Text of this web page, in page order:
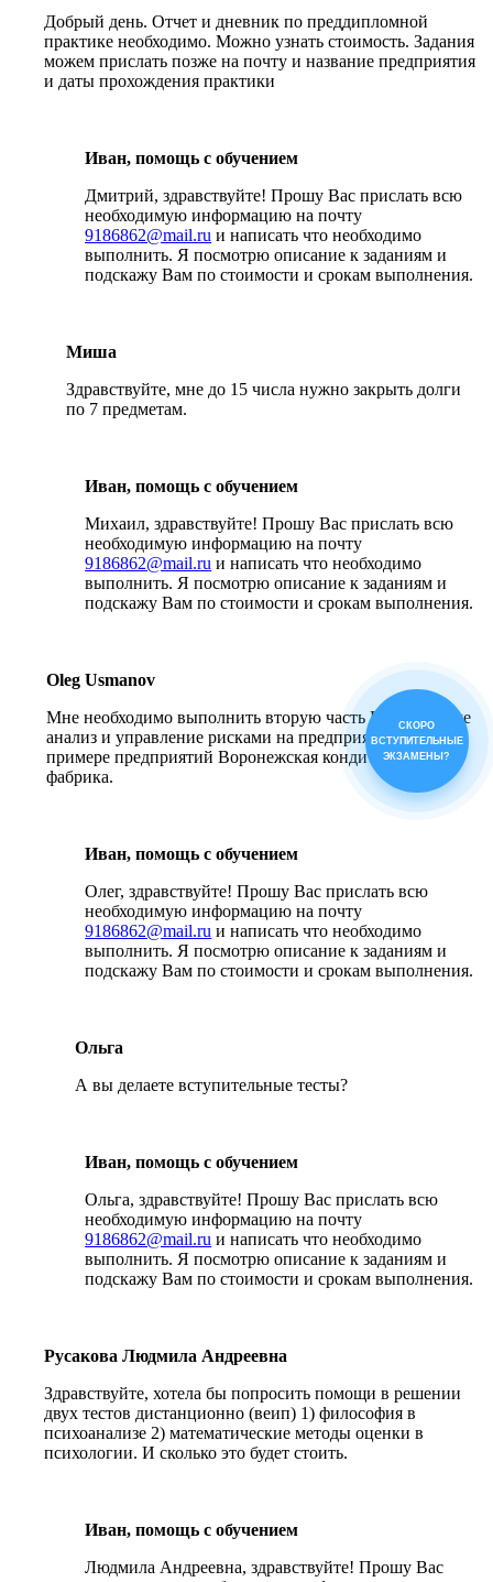
Добрый день. Отчет и дневник по преддипломной
практике необходимо. Можно узнать стоимость. Задания
можем прислать позже на почту и название предприятия
и даты прохождения практики
Иван, помощь с обучением
Дмитрий, здравствуйте! Прошу Вас прислать всю
необходимую информацию на почту
9186862@mail.ru и написать что необходимо
выполнить. Я посмотрю описание к заданиям и
подскажу Вам по стоимости и срокам выполнения.
Миша
Здравствуйте, мне до 15 числа нужно закрыть долги
по 7 предметам.
Иван, помощь с обучением
Михаил, здравствуйте! Прошу Вас прислать всю
необходимую информацию на почту
9186862@mail.ru и написать что необходимо
выполнить. Я посмотрю описание к заданиям и
подскажу Вам по стоимости и срокам выполнения.
Oleg Usmanov
Мне необходимо выполнить вторую часть ВКР. По теме
анализ и управление рисками на предприятии. На
примере предприятий Воронежская кондитерская
фабрика.
Иван, помощь с обучением
Олег, здравствуйте! Прошу Вас прислать всю
необходимую информацию на почту
9186862@mail.ru и написать что необходимо
выполнить. Я посмотрю описание к заданиям и
подскажу Вам по стоимости и срокам выполнения.
Ольга
А вы делаете вступительные тесты?
Иван, помощь с обучением
Ольга, здравствуйте! Прошу Вас прислать всю
необходимую информацию на почту
9186862@mail.ru и написать что необходимо
выполнить. Я посмотрю описание к заданиям и
подскажу Вам по стоимости и срокам выполнения.
Русакова Людмила Андреевна
Здравствуйте, хотела бы попросить помощи в решении
двух тестов дистанционно (веип) 1) философия в
психоанализе 2) математические методы оценки в
психологии. И сколько это будет стоить.
Иван, помощь с обучением
Людмила Андреевна, здравствуйте! Прошу Вас
СКОРО
ВСТУПИТЕЛЬНЫЕ
ЭКЗАМЕНЫ?